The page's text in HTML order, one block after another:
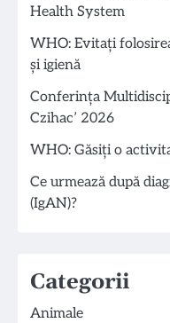
Health System
WHO: Evitați
și igienă
Conferința
Czihac’ 2026
WHO: Găsiți o
Ce urmează după
(IgAN)?
Categorii
Animale